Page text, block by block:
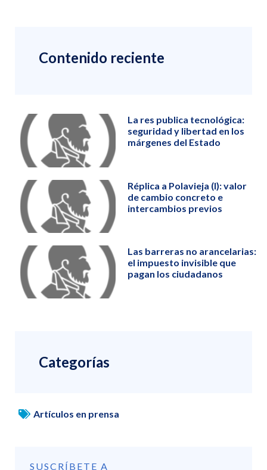
Contenido reciente
La res publica tecnológica:
seguridad y libertad en los
márgenes del Estado
Réplica a Polavieja (I): valor
de cambio concreto e
intercambios previos
Las barreras no arancelarias:
el impuesto invisible que
pagan los ciudadanos
Categorías
Artículos en prensa
SUSCRÍBETE A